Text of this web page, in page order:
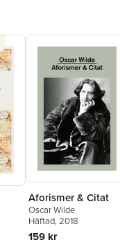
Aforismer & Citat
Oscar Wilde
Häftad, 2018
159 kr